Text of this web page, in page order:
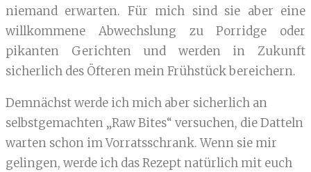
niemand erwarten. Für mich sind sie aber eine
willkommene Abwechslung zu Porridge oder
pikanten Gerichten und werden in Zukunft
sicherlich des Öfteren mein Frühstück bereichern.
Demnächst werde ich mich aber sicherlich an
selbstgemachten „Raw Bites“ versuchen, die Datteln
warten schon im Vorratsschrank. Wenn sie mir
gelingen, werde ich das Rezept natürlich mit euch